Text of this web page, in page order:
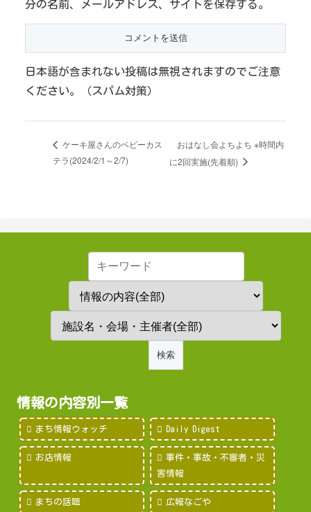
分の名前、メールアドレス、サイトを保存する。
日本語が含まれない投稿は無視されますのでご注意
ください。（スパム対策）
ケーキ屋さんのベビーカス
テラ(2024/2/1～2/7)
おはなし会よちよち ※時間内
に2回実施(先着順)
情報の内容別一覧
まち情報ウォッチ Daily Digest
お店情報
事件・事故・不審者・災
害情報
まちの話題 広報なごや